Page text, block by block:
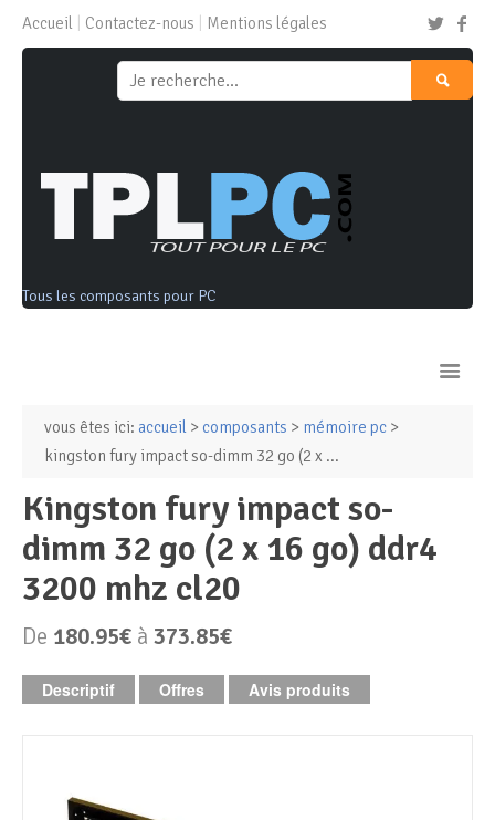
Accueil Contactez-nous Mentions légales
Tous les composants pour PC
Ordinateurs & Tablettes
PC de bureau Périphériques & Réseaux
vous êtes ici: accueil > composants > mémoire pc >
kingston fury impact so-dimm 32 go (2 x ...
kingston fury impact so-
dimm 32 go (2 x 16 go) ddr4
3200 mhz cl20
De 180.95€ à 373.85€
Descriptif Offres Avis produits